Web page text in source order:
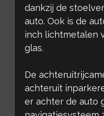
dankzij de
auto. Ook is de
inch lichtmetalen
glas.
De
achteruit
er achter de auto